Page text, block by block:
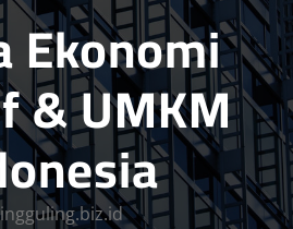
Ekonomi
& UMKM